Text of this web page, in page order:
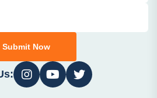
Submit Now